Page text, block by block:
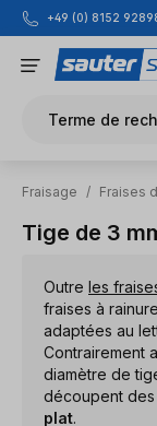
Passer au+49 (0) 8152
Terme de
Fraisage / Fraises
Tige de 3
Outre les
fraises à
adaptées au
Contrairement
diamètre de
découpent des
plat.